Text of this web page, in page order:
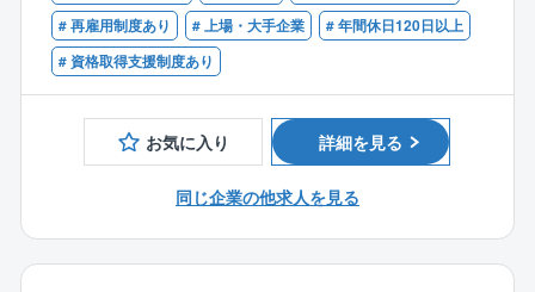
ます。
＜資格手当充実＞
⇒1級建築施工管理技士、1級土木施工管理技士、技術
士（建設）の資格をお持ちの方は、年間最大60万円の
手当がございます。
習料は、会社が全額負担します。
「つくった人には壊せない」をコンセプトに、建造手
法のプロセスを遡るのではなく、全く新しい切り口で
工法を確立。 リンゴ皮むき工法をはじめ17の特許を取
得しており、NHKなどのメディアでも取材実績多数。
解体によるスクラップのリサイクル事業も行ってお
り、業績は好調に推移しております。
【同社の解体工事業務の特徴】
■働きやすさ
⇒2017年に上場したため勤怠管理も徹底しており、残
ます。
■廃棄物処理およびスクラップの処分の手配
■解体前の事前調査（環境対策･工法の検討)
■施工計画作成(工程･安全･コスト･品質などの管理)
■マネジメント経験のある方
# 再雇用制度あり
# 上場・大手企業
# 年間休日120日以上
# 資格取得支援制度あり
お気に入り 詳細を見る
同じ企業の他求人を見る